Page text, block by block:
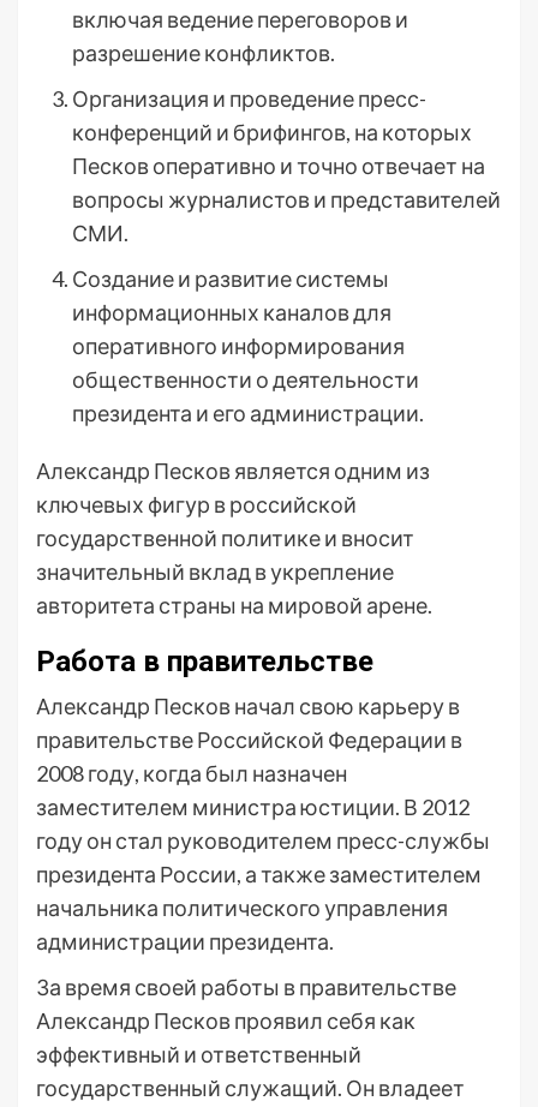
включая ведение переговоров и
разрешение конфликтов.
Организация и проведение пресс-
конференций и брифингов, на которых
Песков оперативно и точно отвечает на
вопросы журналистов и представителей
СМИ.
Создание и развитие системы
информационных каналов для
оперативного информирования
общественности о деятельности
президента и его администрации.
Александр Песков является одним из
ключевых фигур в российской
государственной политике и вносит
значительный вклад в укрепление
авторитета страны на мировой арене.
Работа в правительстве
Александр Песков начал свою карьеру в
правительстве Российской Федерации в
2008 году, когда был назначен
заместителем министра юстиции. В 2012
году он стал руководителем пресс-службы
президента России, а также заместителем
начальника политического управления
администрации президента.
За время своей работы в правительстве
Александр Песков проявил себя как
эффективный и ответственный
государственный служащий. Он владеет